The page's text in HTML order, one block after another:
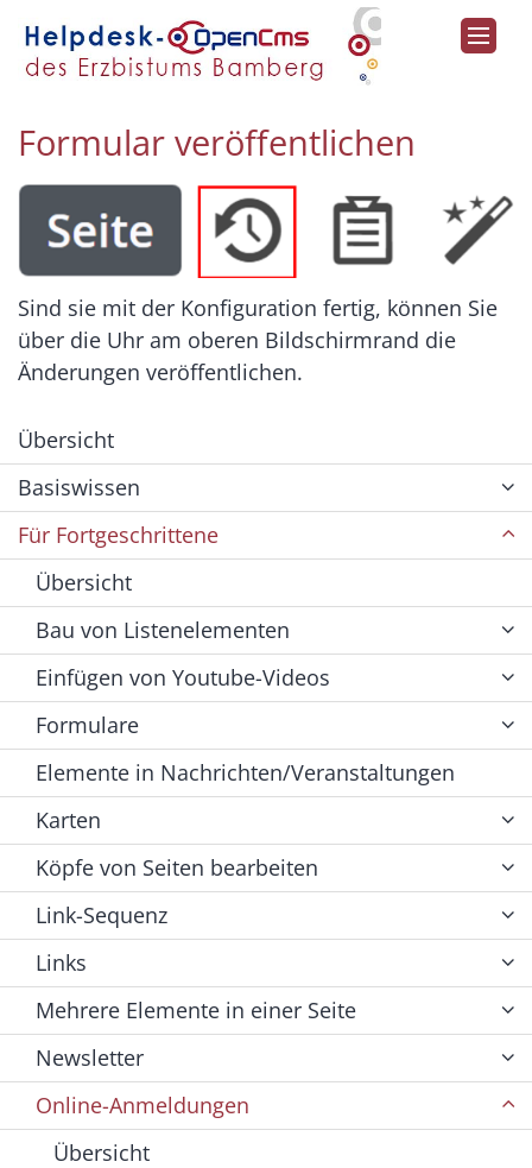
Zum Inhalt springen
Formular veröffentlichen
Sind sie mit der Konfiguration fertig, können Sie
über die Uhr am oberen Bildschirmrand die
Änderungen veröffentlichen.
Übersicht
Basiswissen
Für Fortgeschrittene
Übersicht
Bau von Listenelementen
Einfügen von Youtube-Videos
Formulare
Elemente in Nachrichten/Veranstaltungen
Karten
Köpfe von Seiten bearbeiten
Link-Sequenz
Links
Mehrere Elemente in einer Seite
Newsletter
Online-Anmeldungen
Übersicht